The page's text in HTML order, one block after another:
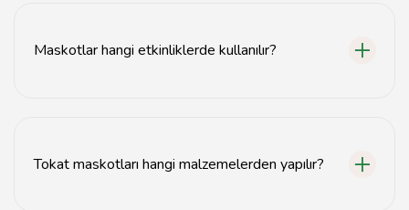
Maskotlar hangi etkinliklerde kullanılır?
Tokat maskotları hangi malzemelerden yapılır?